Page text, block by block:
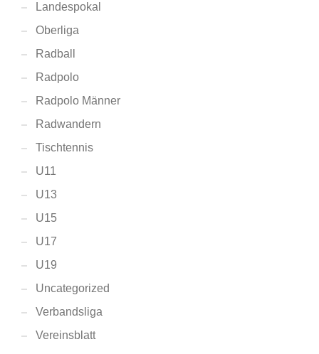
Landespokal
Oberliga
Radball
Radpolo
Radpolo Männer
Radwandern
Tischtennis
U11
U13
U15
U17
U19
Uncategorized
Verbandsliga
Vereinsblatt